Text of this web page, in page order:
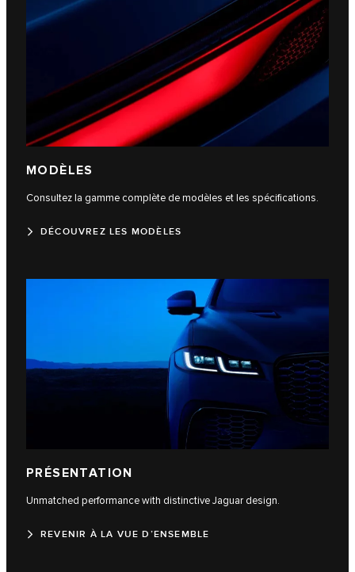
MODÈLES
Consultez la gamme complète de modèles et les spécifications.
DÉCOUVREZ LES MODÈLES
PRÉSENTATION
Unmatched performance with distinctive Jaguar design.
REVENIR À LA VUE D’ENSEMBLE